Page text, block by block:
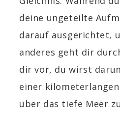
deine ungeteilte
darauf ausgerichtet,
anderes geht dir
dir vor, du wirst
einer
über das tiefe Meer